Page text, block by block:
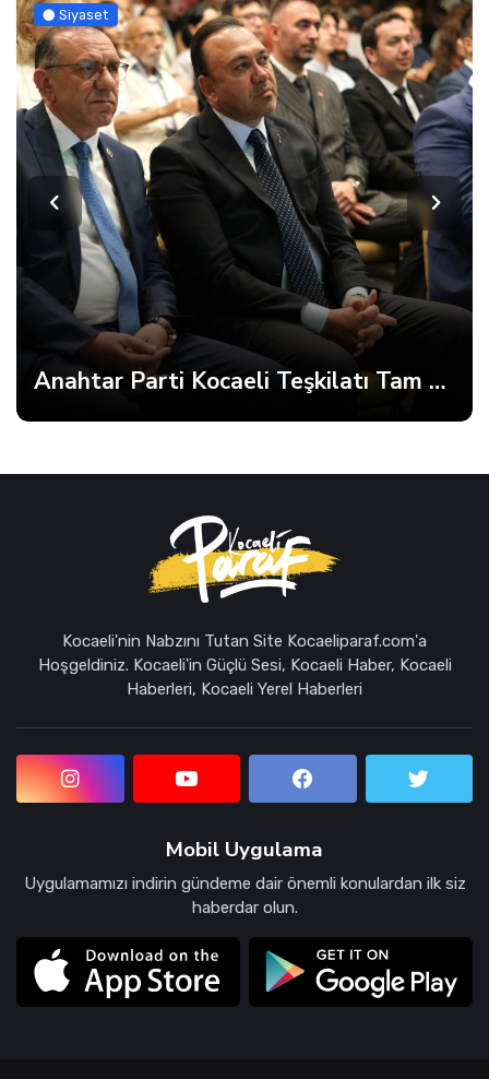
Siyaset
Anahtar Parti Kocaeli Teşkilatı Tam Kadro Toplandı
Kocaeli'nin Nabzını Tutan Site Kocaeliparaf.com'a
Hoşgeldiniz. Kocaeli'in Güçlü Sesi, Kocaeli Haber, Kocaeli
Haberleri, Kocaeli Yerel Haberleri
Mobil Uygulama
Uygulamamızı indirin gündeme dair önemli konulardan ilk siz
haberdar olun.